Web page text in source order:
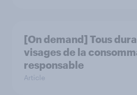
[On demand] Tous
visages de la
responsable
Article